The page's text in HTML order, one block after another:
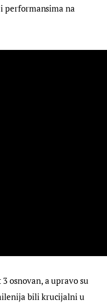
performansima na
osnovan, a upravo su
bili krucijalni u